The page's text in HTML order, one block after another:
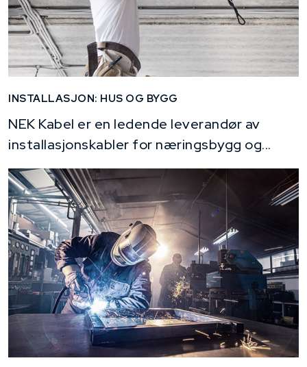
INSTALLASJON: HUS OG BYGG
NEK Kabel er en ledende leverandør av
installasjonskabler for næringsbygg og...